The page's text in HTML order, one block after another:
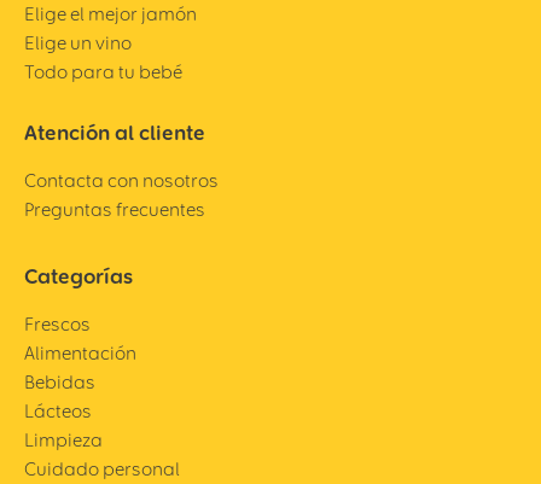
Elige el mejor jamón
Elige un vino
Todo para tu bebé
Atención al cliente
Contacta con nosotros
Preguntas frecuentes
Categorías
Frescos
Alimentación
Bebidas
Lácteos
Limpieza
Cuidado personal